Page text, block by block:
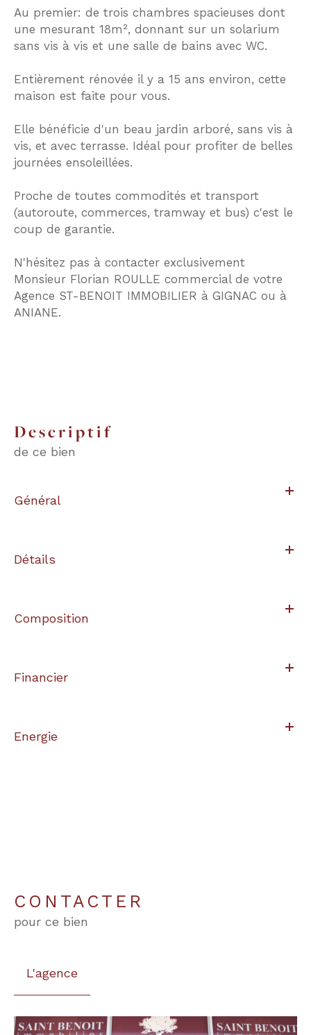
Au premier: de trois chambres spacieuses dont
une mesurant 18m², donnant sur un solarium
sans vis à vis et une salle de bains avec WC.
Entièrement rénovée il y a 15 ans environ, cette
maison est faite pour vous.
Elle bénéficie d'un beau jardin arboré, sans vis à
vis, et avec terrasse. Idéal pour profiter de belles
journées ensoleillées.
Proche de toutes commodités et transport
(autoroute, commerces, tramway et bus) c'est le
coup de garantie.
N'hésitez pas à contacter exclusivement
Monsieur Florian ROULLE commercial de votre
Agence ST-BENOIT IMMOBILIER à GIGNAC ou à
ANIANE.
descriptif
de ce bien
Général
Détails
Composition
Financier
Energie
CONTACTER
pour ce bien
L'agence